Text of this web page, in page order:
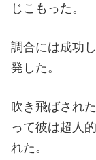
じこもった。
調合には成功
発した。
吹き飛ばされ
って彼は超人
れた。